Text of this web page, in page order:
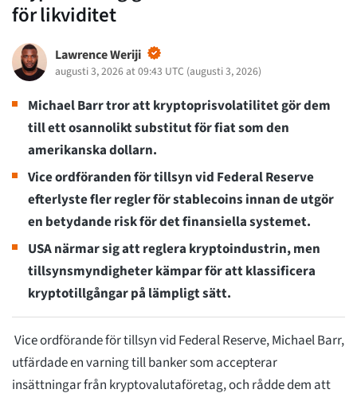
för likviditet
Lawrence Weriji
augusti 3, 2026 at 09:43 UTC (augusti 3, 2026)
Michael Barr tror att kryptoprisvolatilitet gör dem
till ett osannolikt substitut för fiat som den
amerikanska dollarn.
Vice ordföranden för tillsyn vid Federal Reserve
efterlyste fler regler för stablecoins innan de utgör
en betydande risk för det finansiella systemet.
USA närmar sig att reglera kryptoindustrin, men
tillsynsmyndigheter kämpar för att klassificera
kryptotillgångar på lämpligt sätt.
Vice ordförande för tillsyn vid Federal Reserve, Michael Barr,
utfärdade en varning till banker som accepterar
insättningar från kryptovalutaföretag, och rådde dem att